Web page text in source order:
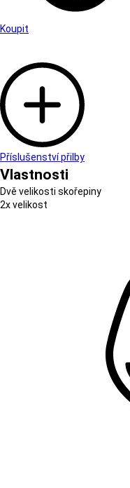
Koupit
Příslušenství přilby
Vlastnosti
Dvě velikosti skořepiny
2x velikost